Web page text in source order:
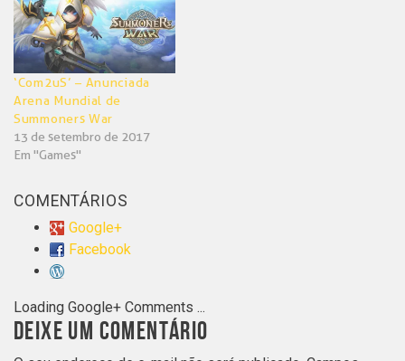
‘Com2uS’ – Anunciada
Arena Mundial de
Summoners War
13 de setembro de 2017
Em "Games"
COMENTÁRIOS
Google+
Facebook
Loading Google+ Comments ...
DEIXE UM COMENTÁRIO